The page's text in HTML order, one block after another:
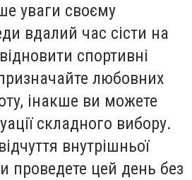
уваги своєму
вдалий час сiсти на
спортивнi
любовних
iнакше ви можете
складного вибору.
внутрiшньої
проведете цей день без